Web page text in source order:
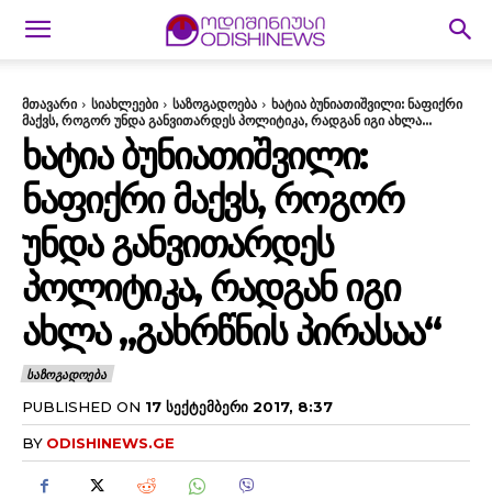
მთავარი სიახლეები საზოგადოება
ხატია ბუნიათიშვილი: ნაფიქრი
მაქვს, როგორ უნდა განვითარდეს პოლიტიკა, რადგან იგი ახლა...
ᲮᲐᲢᲘᲐ ᲑᲣᲜᲘᲐᲗᲘᲨᲕᲘᲚᲘ:
ᲜᲐᲤᲘᲥᲠᲘ ᲛᲐᲥᲕᲡ, ᲠᲝᲒᲝᲠ
ᲣᲜᲓᲐ ᲒᲐᲜᲕᲘᲗᲐᲠᲓᲔᲡ
ᲞᲝᲚᲘᲢᲘᲙᲐ, ᲠᲐᲓᲒᲐᲜ ᲘᲒᲘ
ᲐᲮᲚᲐ „ᲒᲐᲮᲠᲬᲜᲘᲡ ᲞᲘᲠᲐᲡᲐᲐ“
ᲡᲐᲖᲝᲒᲐᲓᲝᲔᲑᲐ
PUBLISHED ON 17 ᲡᲔᲥᲢᲔᲛᲑᲔᲠᲘ 2017, 8:37
BY ODISHINEWS.GE